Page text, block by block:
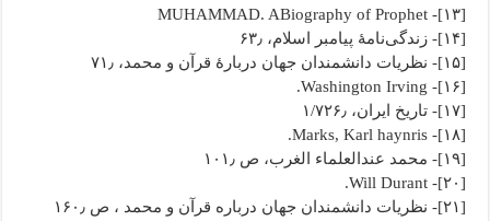
[۱۳]- MUHAMMAD. ABiography of Prophet
[۱۴]- زندگی‌نامۀ پیامبر اسلام، ۶۳٫
[۱۵]- نظریات دانشمندان جهان دربارۀ قرآن و محمد، ۷۱٫
[۱۶]- Washington Irving.
[۱۷]- تاریخ ایران، ۱/۷۲۶٫
[۱۸]- Marks, Karl haynris.
[۱۹]- محمد عندالعلماء الغرب، ص ۱۰۱٫
[۲۰]- Will Durant.
[۲۱]- نظریات دانشمندان جهان درباره قرآن و محمد ، ص ۱۶۰٫